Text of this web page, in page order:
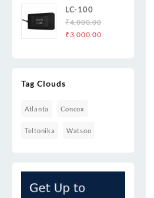
was:
₹2,500.00.₹2,000.00.
LC-100
₹4,000.00
Original
₹ 3,000.00Current
Tag Clouds
Atlanta Concox
Teltonika Watsoo